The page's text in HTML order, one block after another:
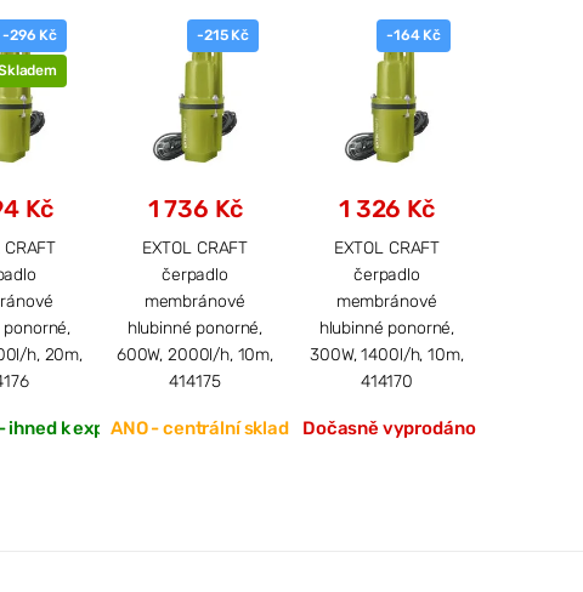
-296 Kč
Kč
CRAFT
ponorné,
h, 20m,
ihned k expedici
-215 Kč
1 736 Kč
EXTOL CRAFT
čerpadlo
membránové
hlubinné ponorné,
600W, 2000l/h, 10m,
414175
ANO - centrální sklad
-164 Kč
1 326 Kč
EXTOL CRAFT
čerpadlo
membránové
hlubinné ponorné,
300W, 1400l/h, 10m,
414170
Dočasně vyprodáno